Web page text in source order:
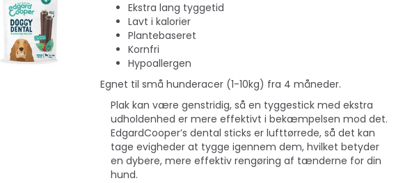
Ekstra lang tyggetid
Lavt i kalorier
Plantebaseret
Kornfri
Hypoallergen
Egnet til små hunderacer (1-10kg) fra 4 måneder.
Plak kan være genstridig, så en tyggestick med ekstra
udholdenhed er mere effektivt i bekæmpelsen mod det.
EdgardCooper’s dental sticks er lufttørrede, så det kan
tage evigheder at tygge igennem dem, hvilket betyder
en dybere, mere effektiv rengøring af tænderne for din
hund.